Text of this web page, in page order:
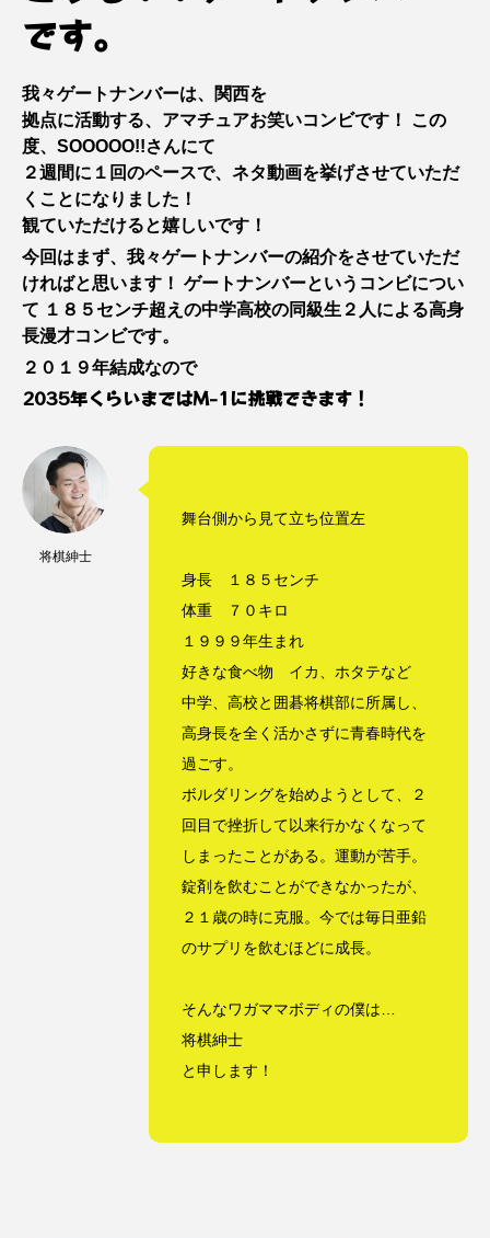
2023年
Lime M-1 Mother’s Day
SOOOOO!!STORE
すっと立つずっと２か月カレンダー
アドバイザー インボイス制度
オーストラリア
ナイトマーケット
ネットワークビジネス ハルくん
ビーチ
フライングスター風水 ブラックスワン
ミスアラカン メイくん
ルナ ロリキートチャン
便利
修学旅行 副業 動物
卓上カレンダー 南半球 夏
海開き 漫才 漫才コンビ
財務
です。
我々ゲートナンバーは、関西を
拠点に活動する、アマチュアお笑いコンビです！
この
度、SOOOOO!!さんにて
２週間に１回のペースで、ネタ動画を挙げさせていただ
くことになりました！
観ていただけると嬉しいです！
今回はまず、我々ゲートナンバーの紹介をさせていただ
ければと思います！ ゲートナンバーというコンビについ
て １８５センチ超えの中学高校の同級生２人による高身
長漫才コンビです。
２０１９年結成なので
2035年くらいまではM-1に挑戦できます！
将棋紳士
舞台側から見て立ち位置左
身長 １８５センチ
体重 ７０キロ
１９９９年生まれ
好きな食べ物 イカ、ホタテなど
中学、高校と囲碁将棋部に所属し、
高身長を全く活かさずに青春時代を
過ごす。
ボルダリングを始めようとして、２
回目で挫折して以来行かなくなって
しまったことがある。運動が苦手。
錠剤を飲むことができなかったが、
２１歳の時に克服。今では毎日亜鉛
のサプリを飲むほどに成長。
そんなワガママボディの僕は…
将棋紳士
と申します！